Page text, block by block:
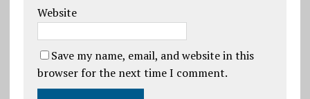
Website
Save my name, email, and website in this
browser for the next time I comment.